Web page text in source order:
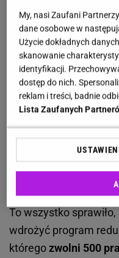
Jak donosiagencja
firma Puma
prognozy na
Skorygowany zysk
podatków (EBIT) za
milionów euro(około
być skutkiem
Zjednoczonych i
konkurencja
rozwijające się marki,
To wszystko
wdrożyć program
któregozwolni 500
My, nasi Zaufani
dane osobowe w
Użycie dokładnych
skanowanie
identyfikacji.
dostęp do nich.
reklam i treści, badnie
Lista Zaufanych